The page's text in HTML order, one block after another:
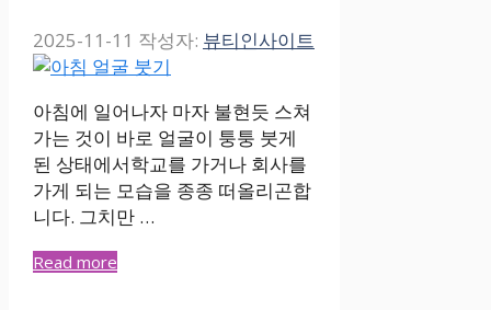
2025-11-11 작성자: 뷰티인사이트
아침에 일어나자 마자 불현듯 스쳐
가는 것이 바로 얼굴이 퉁퉁 붓게
된 상태에서학교를 가거나 회사를
가게 되는 모습을 종종 떠올리곤합
니다. 그치만 …
Read more